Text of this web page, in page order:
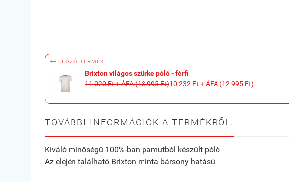
 ELŐZŐ TERMÉK
Brixton világos szürke póló - férfi
11 020 Ft + ÁFA (13 995 Ft)10 232 Ft + ÁFA (12 995 Ft)
TOVÁBBI INFORMÁCIÓK A TERMÉKRŐL:
Kiváló minőségű 100%-ban pamutból készült póló
Az elején található Brixton minta bársony hatású